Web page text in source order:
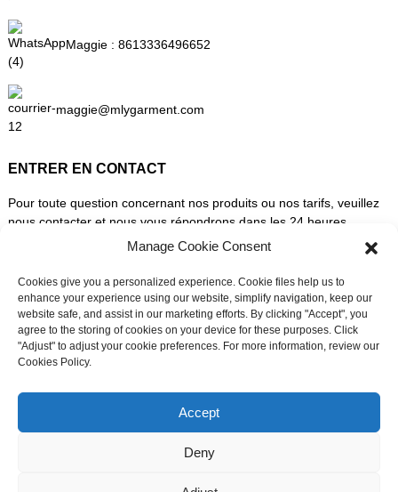
Discutez avec nous maintenant
Maggie : 8613336496652
maggie@mlygarment.com
ENTRER EN CONTACT
Pour toute question concernant nos produits ou nos tarifs, veuillez
nous contacter et nous vous répondrons dans les 24 heures.
DEMANDEZ UN DEVIS DÈS MAINTENANT
SUIVEZ-NOUS SUR LES RÉSEAUX SOCIAUX
Manage Cookie Consent
Cookies give you a personalized experience. Cookie files help us to
enhance your experience using our website, simplify navigation, keep our
website safe, and assist in our marketing efforts. By clicking "Accept", you
agree to the storing of cookies on your device for these purposes. Click
"Adjust" to adjust your cookie preferences. For more information, review our
Cookies Policy.
Accept
Deny